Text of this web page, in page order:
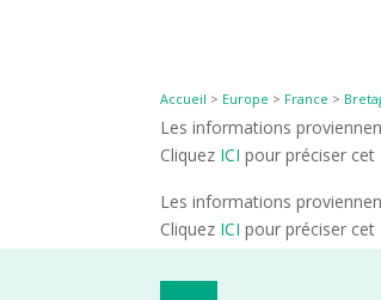
Accueil > Europe > France >
Les informations
Cliquez ICI pour préciser cet
Les informations
Cliquez ICI pour préciser cet